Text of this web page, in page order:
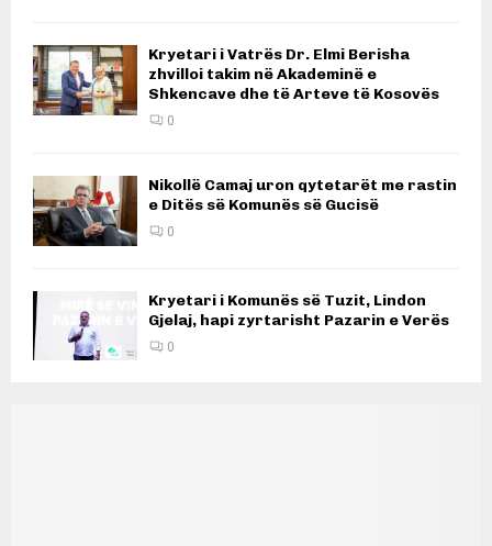
Kryetari i Vatrës Dr. Elmi Berisha
zhvilloi takim në Akademinë e
Shkencave dhe të Arteve të Kosovës
0
Nikollë Camaj uron qytetarët me rastin
e Ditës së Komunës së Gucisë
0
Kryetari i Komunës së Tuzit, Lindon
Gjelaj, hapi zyrtarisht Pazarin e Verës
0